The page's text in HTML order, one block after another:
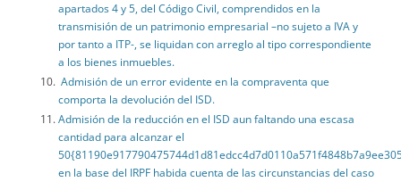
apartados 4 y 5, del Código Civil, comprendidos en la
transmisión de un patrimonio empresarial –no sujeto a IVA y
por tanto a ITP-, se liquidan con arreglo al tipo correspondiente
a los bienes inmuebles.
Admisión de un error evidente en la compraventa que
comporta la devolución del ISD.
Admisión de la reducción en el ISD aun faltando una escasa
cantidad para alcanzar el
en la base del IRPF habida cuenta de las circunstancias del caso